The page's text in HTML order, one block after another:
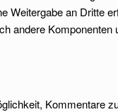
Weitergabe an Dritte
andere
Kommentare